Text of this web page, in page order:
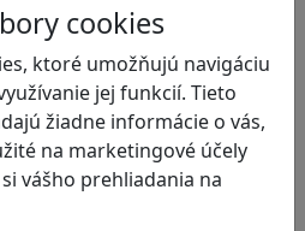
cookies
ktoré umožňujú navigáciu
jej funkcií. Tieto
žiadne informácie o vás,
na marketingové účely
vášho prehliadania na